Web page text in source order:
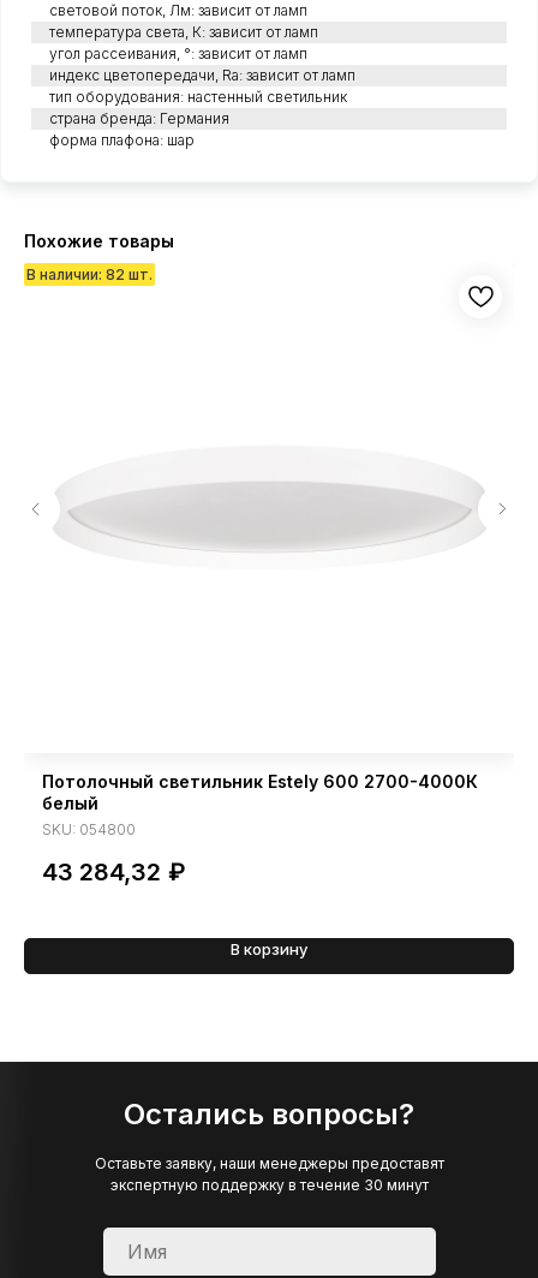
световой поток, Лм: зависит от ламп
температура света, К: зависит от ламп
угол рассеивания, °: зависит от ламп
индекс цветопередачи, Ra: зависит от ламп
тип оборудования: настенный светильник
страна бренда: Германия
форма плафона: шар
Похожие товары
Потолочный светильник Estely 600 2700-4000К
белый
SKU: 054800
43 284,32 ₽
В корзину
Остались вопросы?
Оставьте заявку, наши менеджеры предоставят
экспертную поддержку в течение 30 минут